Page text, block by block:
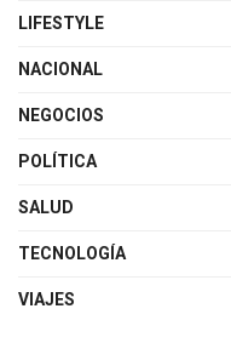
LIFESTYLE
NACIONAL
NEGOCIOS
POLÍTICA
SALUD
TECNOLOGÍA
VIAJES